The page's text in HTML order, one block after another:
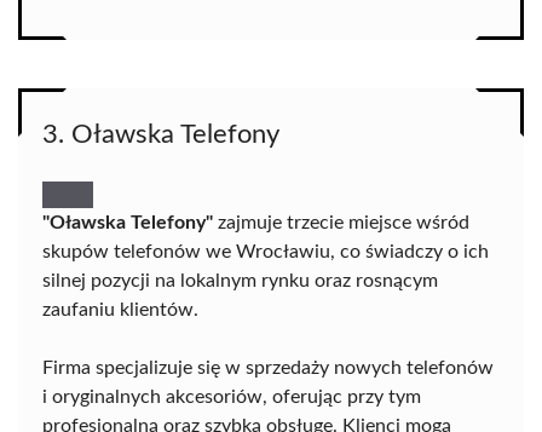
3. Oławska Telefony
"Oławska Telefony" zajmuje trzecie miejsce wśród
skupów telefonów we Wrocławiu, co świadczy o ich
silnej pozycji na lokalnym rynku oraz rosnącym
zaufaniu klientów.
Firma specjalizuje się w sprzedaży nowych telefonów
i oryginalnych akcesoriów, oferując przy tym
profesjonalną oraz szybką obsługę. Klienci mogą